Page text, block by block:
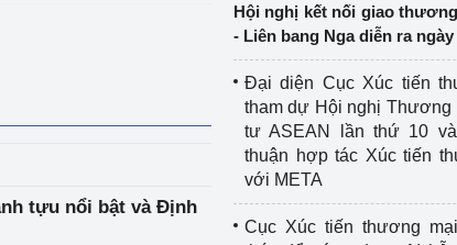
tựu nổi bật và Định
Hội nghị kết nối giao
- Liên bang Nga diễn ra ngày
Đại diện Cục Xúc tiến
tham dự Hội nghị Thương
tư ASEAN lần thứ 10
thuận hợp tác Xúc tiến
với META
Cục Xúc tiến thương